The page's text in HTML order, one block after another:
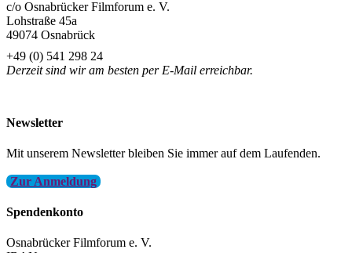
c/o Osnabrücker Filmforum e. V.
Lohstraße 45a
49074 Osnabrück
+49 (0) 541 298 24
Derzeit sind wir am besten per E-Mail erreichbar.
Newsletter
Mit unserem Newsletter bleiben Sie immer auf dem Laufenden.
Zur Anmeldung
Spendenkonto
Osnabrücker Filmforum e. V.